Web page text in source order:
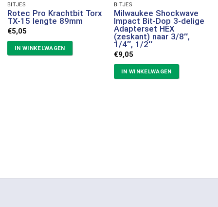
BITJES
Rotec Pro Krachtbit Torx
TX-15 lengte 89mm
€5,05
IN WINKELWAGEN
BITJES
Milwaukee Shockwave
Impact Bit-Dop 3-delige
Adapterset HEX
(zeskant) naar 3/8″,
1/4″, 1/2″
€9,05
IN WINKELWAGEN